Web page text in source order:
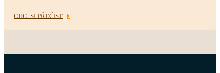
CHCI SI PŘEČÍST